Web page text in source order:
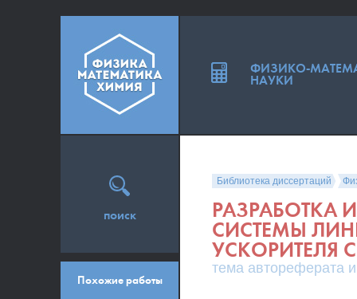
Библиотека диссертаций
РАЗРАБОТКА
СИСТЕМЫ
УСКОРИТЕЛЯ
тема автореферата
поиск
Похожие работы
ФИЗИКО-
НАУКИ